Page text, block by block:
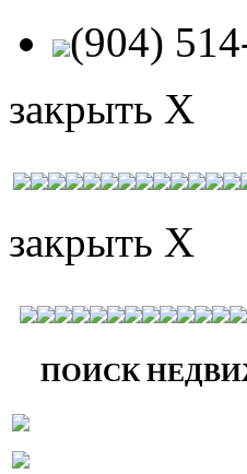
(904)
закрыть X
закрыть X
ПОИСК